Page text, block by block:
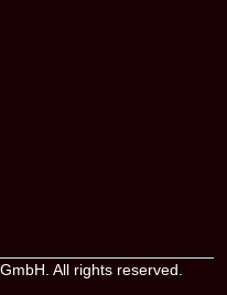
. All rights reserved.